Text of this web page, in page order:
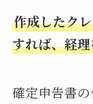
作成したク
すれば、経
確定申告書